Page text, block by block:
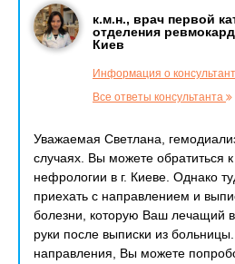
к.м.н., врач первой
отделения
Киев
Информация о
Все ответы консультанта
Уважаемая Светлана,
случаях. Вы можете обратиться к
нефрологии в г. Киеве. Однако
приехать с направлением и
болезни, которую Ваш лечащий
руки после выписки из
направления, Вы можете